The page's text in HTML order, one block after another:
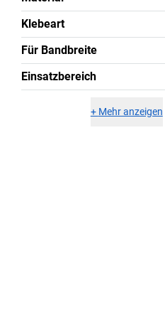
Klebeart
Für Bandbreite
Einsatzbereich
+ Mehr anzeigen